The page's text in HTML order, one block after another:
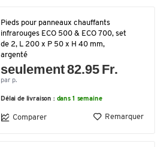
Pieds pour panneaux chauffants
infrarouges ECO 500 & ECO 700, set
de 2, L 200 x P 50 x H 40 mm,
argenté
seulement 82.95 Fr.
par p.
Délai de livraison : dans 1 semaine
Comparer Remarquer